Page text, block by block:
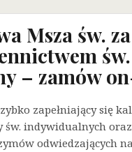
Msza św. za
św.
– zamów
zapełniający się
św. indywidualnych
odwiedzających